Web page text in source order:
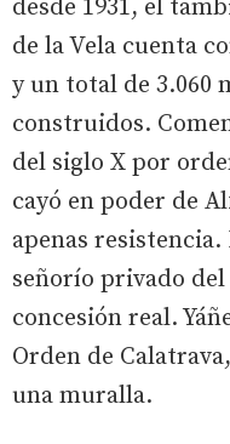
desde 1931, el
de la Vela cuenta
y un total de 3.060
construidos.
del siglo X por
cayó en poder de
apenas resistencia.
señorío privado del
concesión real.
Orden de
una muralla.